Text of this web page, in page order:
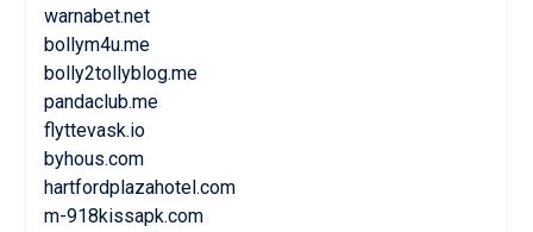
warnabet.net
bollym4u.me
bolly2tollyblog.me
pandaclub.me
flyttevask.io
byhous.com
hartfordplazahotel.com
m-918kissapk.com